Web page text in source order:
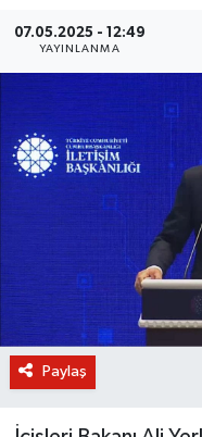
07.05.2025 - 12:49
YAYINLANMA
Paylaş
KURUMSAL